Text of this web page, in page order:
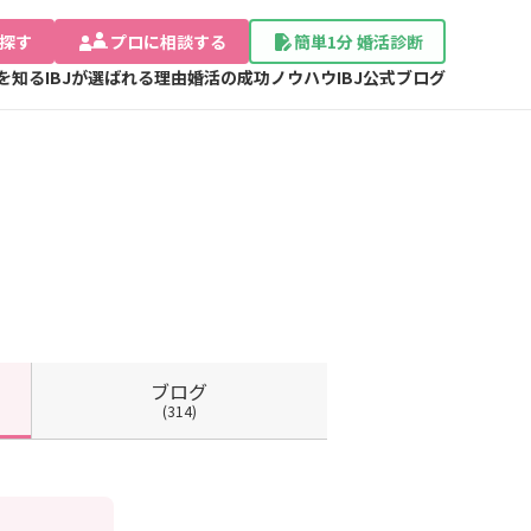
す プロに相談する
簡単1分 婚活診断
知るIBJが選ばれる理由婚活の成功ノウハウIBJ公式ブログ
ブログ
(314)